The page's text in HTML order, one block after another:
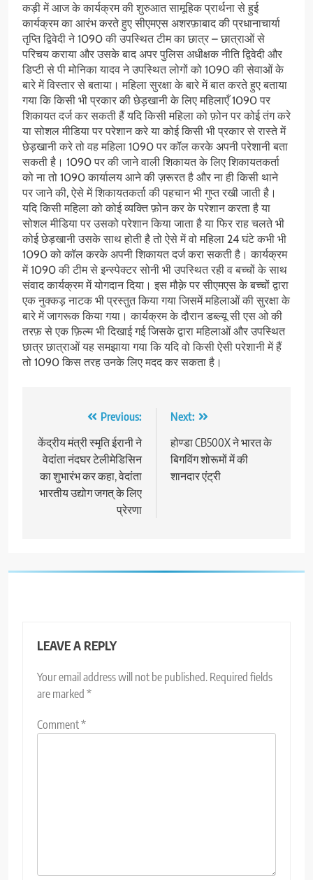
कड़ी में आज के कार्यक्रम की शुरुआत सामूहिक प्रार्थना से हुई
कार्यक्रम का आरंभ करते हुए सीएमएस अशरफ़ाबाद की प्रधानाचार्या
तृप्ति द्विवेदी ने 1090 की उपस्थित टीम का छात्र – छात्राओं से
परिचय कराया और उसके बाद अपर पुलिस अधीक्षक नीति द्विवेदी और
डिप्टी से पी मोनिका यादव ने उपस्थित लोगों को 1090 की सेवाओं के
बारे में विस्तार से बताया। महिला सुरक्षा के बारे में बात करते हुए बताया
गया कि किसी भी प्रकार की छेड़खानी के लिए महिलाएँ 1090 पर
शिकायत दर्ज कर सकती हैं यदि किसी महिला को फ़ोन पर कोई तंग करे
या सोशल मीडिया पर परेशान करे या कोई किसी भी प्रकार से रास्ते में
छेड़खानी करे तो वह महिला 1090 पर कॉल करके अपनी परेशानी बता
सकती है। 1090 पर की जाने वाली शिकायत के लिए शिकायतकर्ता
को ना तो 1090 कार्यालय आने की ज़रूरत है और ना ही किसी थाने
पर जाने की, ऐसे में शिकायतकर्ता की पहचान भी गुप्त रखी जाती है।
यदि किसी महिला को कोई व्यक्ति फ़ोन कर के परेशान करता है या
सोशल मीडिया पर उसको परेशान किया जाता है या फिर राह चलते भी
कोई छेड़खानी उसके साथ होती है तो ऐसे में वो महिला 24 घंटे कभी भी
1090 को कॉल करके अपनी शिकायत दर्ज करा सकती है। कार्यक्रम
में 1090 की टीम से इन्स्पेक्टर सोनी भी उपस्थित रही व बच्चों के साथ
संवाद कार्यक्रम में योगदान दिया। इस मौक़े पर सीएमएस के बच्चों द्वारा
एक नुक्कड़ नाटक भी प्रस्तुत किया गया जिसमें महिलाओं की सुरक्षा के
बारे में जागरूक किया गया। कार्यक्रम के दौरान डब्ल्यू सी एस ओ की
तरफ़ से एक फ़िल्म भी दिखाई गई जिसके द्वारा महिलाओं और उपस्थित
छात्र छात्राओं यह समझाया गया कि यदि वो किसी ऐसी परेशानी में हैं
तो 1090 किस तरह उनके लिए मदद कर सकता है।
navigation
Previous:
केंद्रीय मंत्री स्मृति ईरानी ने
वेदांता नंदघर टेलीमेडिसिन
का शुभारंभ कर कहा, वेदांता
भारतीय उद्योग जगत् के लिए
प्रेरणा
Next:
होण्डा CB500X ने भारत के
बिगविंग शोरूमों में की
शानदार एंट्री
LEAVE A REPLY
Your email address will not be published. Required fields
are marked *
Comment*